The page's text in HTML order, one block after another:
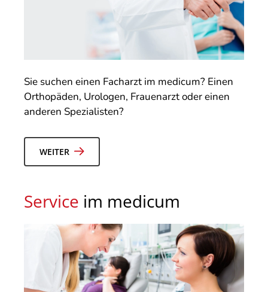
Sie suchen einen Facharzt im medicum? Einen
Orthopäden, Urologen, Frauenarzt oder einen
anderen Spezialisten?
WEITER
Service im medicum